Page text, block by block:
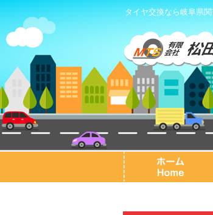
タイヤ交換なら岐阜県